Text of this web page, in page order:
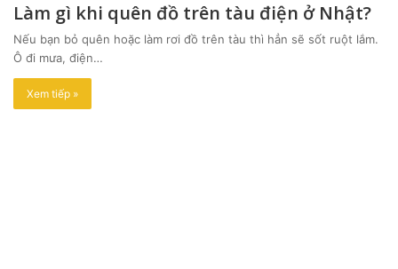
Làm gì khi quên đồ trên tàu điện ở Nhật?
Nếu bạn bỏ quên hoặc làm rơi đồ trên tàu thì hẳn sẽ sốt ruột lắm.
Ô đi mưa, điện…
Xem tiếp »